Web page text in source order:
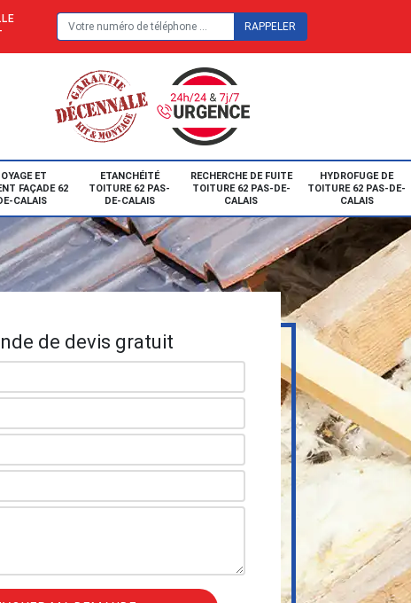
ET
FAÇADE 62
CALAIS
ETANCHÉITÉ
TOITURE 62 PAS-
DE-CALAIS
RECHERCHE DE FUITE
TOITURE 62 PAS-DE-
CALAIS
HYDROFUGE DE
TOITURE 62 PAS-DE-
CALAIS
de devis gratuit